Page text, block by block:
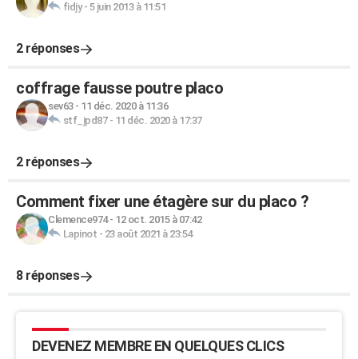
fidjy- 5 juin 2013 à 11:51
2 réponses
coffrage fausse poutre placo
sev63- 11 déc. 2020 à 11:36
stf_jpd87- 11 déc. 2020 à 17:37
2 réponses
Comment fixer une étagère sur du placo ?
Clemence974- 12 oct. 2015 à 07:42
Lapinot - 23 août 2021 à 23:54
8 réponses
DEVENEZ MEMBRE EN QUELQUES CLICS